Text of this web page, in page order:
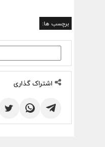
برچسب ها:
اشتراک گذاری